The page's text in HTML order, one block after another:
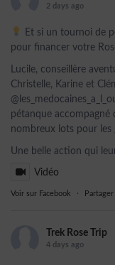
2 days ago
Et si un tournoi de
pour financer votre
Lucile, conseillère
Christelle, Karine et
pétanque accompagné
nombreux lots pour les
Une belle action qui
Vidéo
Voir sur Facebook · Partager
Trek Rose Trip
4 days ago